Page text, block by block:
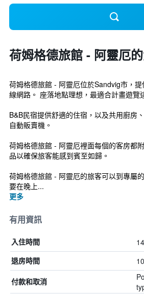
荷姆格德旅館 - 阿靈厄
荷姆格德旅館 - 阿靈厄位於Sandvig市，
線網路。 座落地點理想，最適合計畫遊覽
B&B民宿提供舒適的住宿，以及共用廚房
自動販賣機。
荷姆格德旅館 - 阿靈厄裡面每個的客房都
品以確保旅客能感到賓至如歸。
荷姆格德旅館 - 阿靈厄的旅客可以到專屬
要在晚上...
更多
有用資訊
入住時間
退房時間
付款和取消